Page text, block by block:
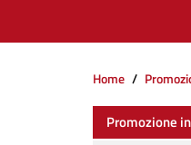
Home
Promozione